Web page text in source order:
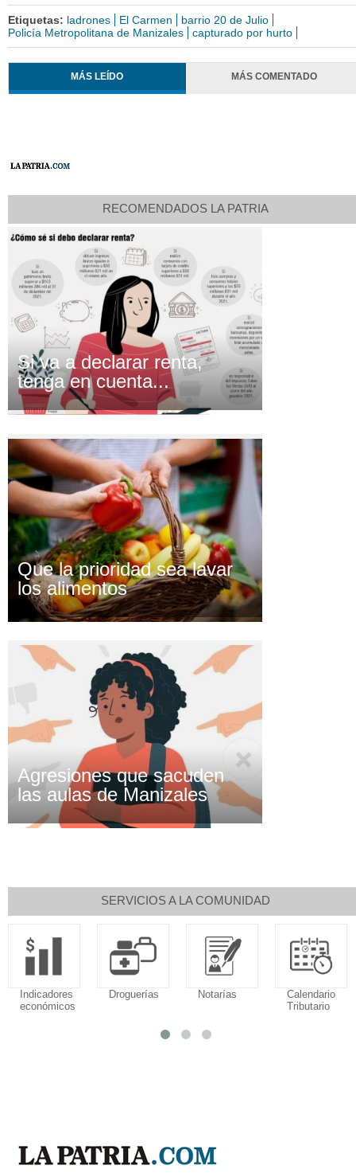
Etiquetas: ladrones El Carmen
barrio 20 de Julio
Policía Metropolitana de Manizales
capturado por hurto
MÁS LEÍDO MÁS COMENTADO
RECOMENDADOS LA PATRIA
Si va a declarar renta,
tenga en cuenta...
Que la prioridad sea lavar
los alimentos
Agresiones que sacuden
las aulas de Manizales
SERVICIOS A LA COMUNIDAD
Indicadores
económicos
Droguerías Notarías
Calendario
Tributario